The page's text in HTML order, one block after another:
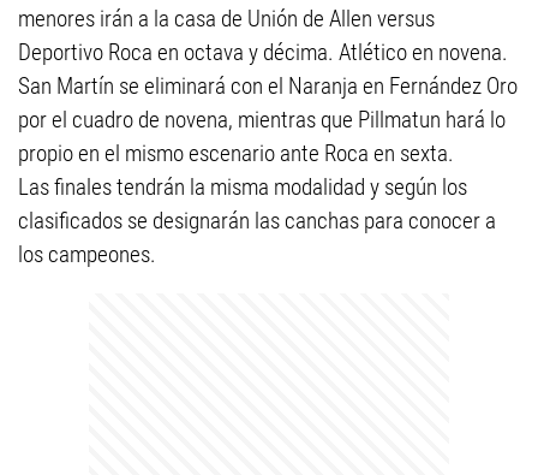
menores irán a la casa de Unión de Allen versus
Deportivo Roca en octava y décima. Atlético en novena.
San Martín se eliminará con el Naranja en Fernández Oro
por el cuadro de novena, mientras que Pillmatun hará lo
propio en el mismo escenario ante Roca en sexta.
Las finales tendrán la misma modalidad y según los
clasificados se designarán las canchas para conocer a
los campeones.